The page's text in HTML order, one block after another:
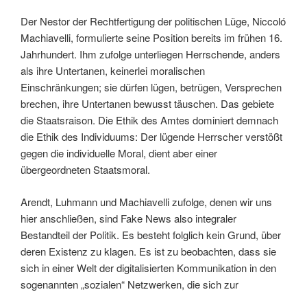
Der Nestor der Rechtfertigung der politischen Lüge, Niccoló
Machiavelli, formulierte seine Position bereits im frühen 16.
Jahrhundert. Ihm zufolge unterliegen Herrschende, anders
als ihre Untertanen, keinerlei moralischen
Einschränkungen; sie dürfen lügen, betrügen, Versprechen
brechen, ihre Untertanen bewusst täuschen. Das gebiete
die Staatsraison. Die Ethik des Amtes dominiert demnach
die Ethik des Individuums: Der lügende Herrscher verstößt
gegen die individuelle Moral, dient aber einer
übergeordneten Staatsmoral.
Arendt, Luhmann und Machiavelli zufolge, denen wir uns
hier anschließen, sind Fake News also integraler
Bestandteil der Politik. Es besteht folglich kein Grund, über
deren Existenz zu klagen. Es ist zu beobachten, dass sie
sich in einer Welt der digitalisierten Kommunikation in den
sogenannten „sozialen“ Netzwerken, die sich zur